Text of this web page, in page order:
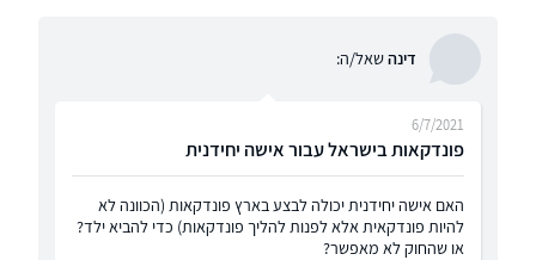
דינהשאל/ה:
פונדקאות בישראל עבור אישה יחידנית
6/7/2021
האם אישה יחידנית יכולה לבצע בארץ פונדקאות (הכוונה לא
להיות פונדקאית אלא לפנות להליך פונדקאות) כדי להביא ילד?
או שהחוק לא מאפשר?